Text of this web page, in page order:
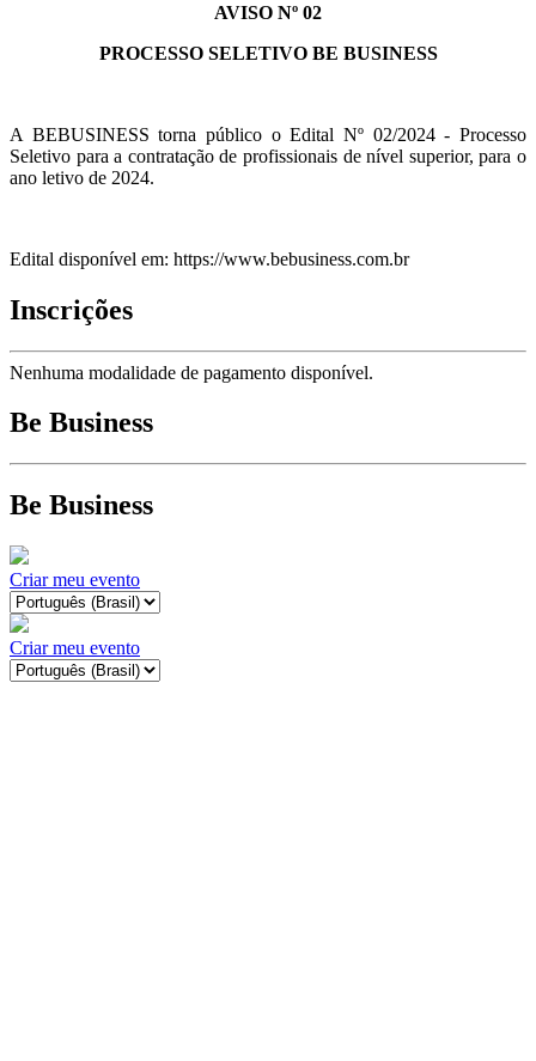
AVISO Nº 02
PROCESSO SELETIVO BE BUSINESS
A BEBUSINESS torna público o Edital Nº 02/2024 - Processo
Seletivo para a contratação de profissionais de nível superior, para o
ano letivo de 2024.
Edital disponível em: https://www.bebusiness.com.br
Inscrições
Nenhuma modalidade de pagamento disponível.
Be Business
Be Business
Criar meu evento
Criar meu evento